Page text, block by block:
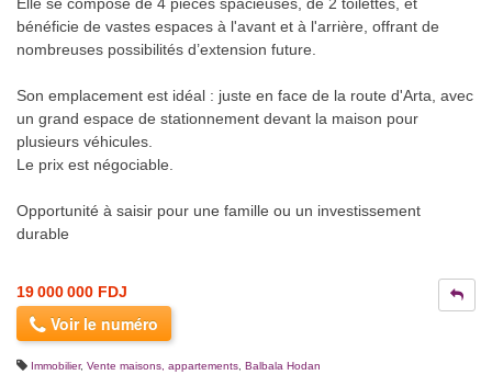
bénéficie de vastes espaces à l'avant et à l'arrière, offrant de
nombreuses possibilités d’extension future.
Son emplacement est idéal : juste en face de la route d'Arta, avec
un grand espace de stationnement devant la maison pour
plusieurs véhicules.
Le prix est négociable.
Opportunité à saisir pour une famille ou un investissement
durable
19 000 000 FDJ
Voir le numéro
Immobilier, Vente maisons, appartements Balbala Hodan